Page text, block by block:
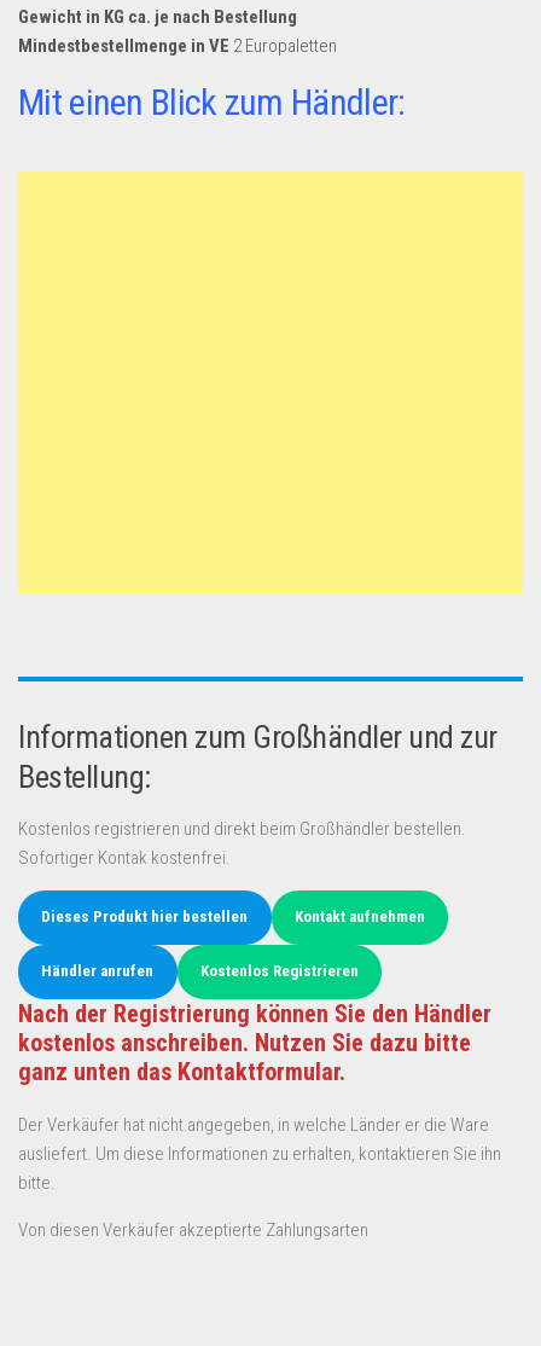
Gewicht in KG ca. je nach Bestellung
Mindestbestellmenge in VE 2 Europaletten
Mit einen Blick zum Händler:
Informationen zum Großhändler und zur
Bestellung:
Kostenlos registrieren und direkt beim Großhändler bestellen.
Sofortiger Kontak kostenfrei.
Dieses Produkt hier bestellen Kontakt aufnehmen
Händler anrufen Kostenlos Registrieren
Nach der Registrierung können Sie den Händler
kostenlos anschreiben. Nutzen Sie dazu bitte
ganz unten das Kontaktformular.
Der Verkäufer hat nicht angegeben, in welche Länder er die Ware
ausliefert. Um diese Informationen zu erhalten, kontaktieren Sie ihn
bitte.
Von diesen Verkäufer akzeptierte Zahlungsarten